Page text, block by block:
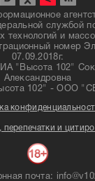
службой
технологий и
номер
07.09.2018г.
ИА "Высота 102"
Александровна
102" - ООО
перепечатки и
почта: